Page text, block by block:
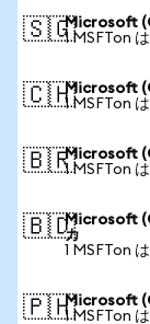
🇸🇬Microsoft
1 MSFTon
🇨🇭Microsoft
1 MSFTon
🇧🇷Microsoft
1 MSFTon
🇧🇩Microsoft
カ
1 MSFTon
🇵🇭Microsoft
1 MSFTon